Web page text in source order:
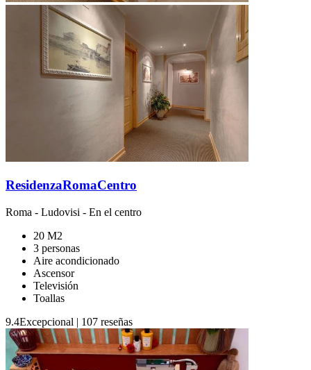
ResidenzaRomaCentro
Roma - Ludovisi - En el centro
20 M2
3 personas
Aire acondicionado
Ascensor
Televisión
Toallas
9.4Excepcional | 107 reseñas